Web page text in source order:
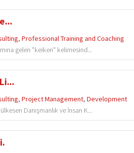
,Professional Training and Coaching
gelen "keiken" kelimesind...
,Project Management,Development
Danışmanlık ve İnsan K...